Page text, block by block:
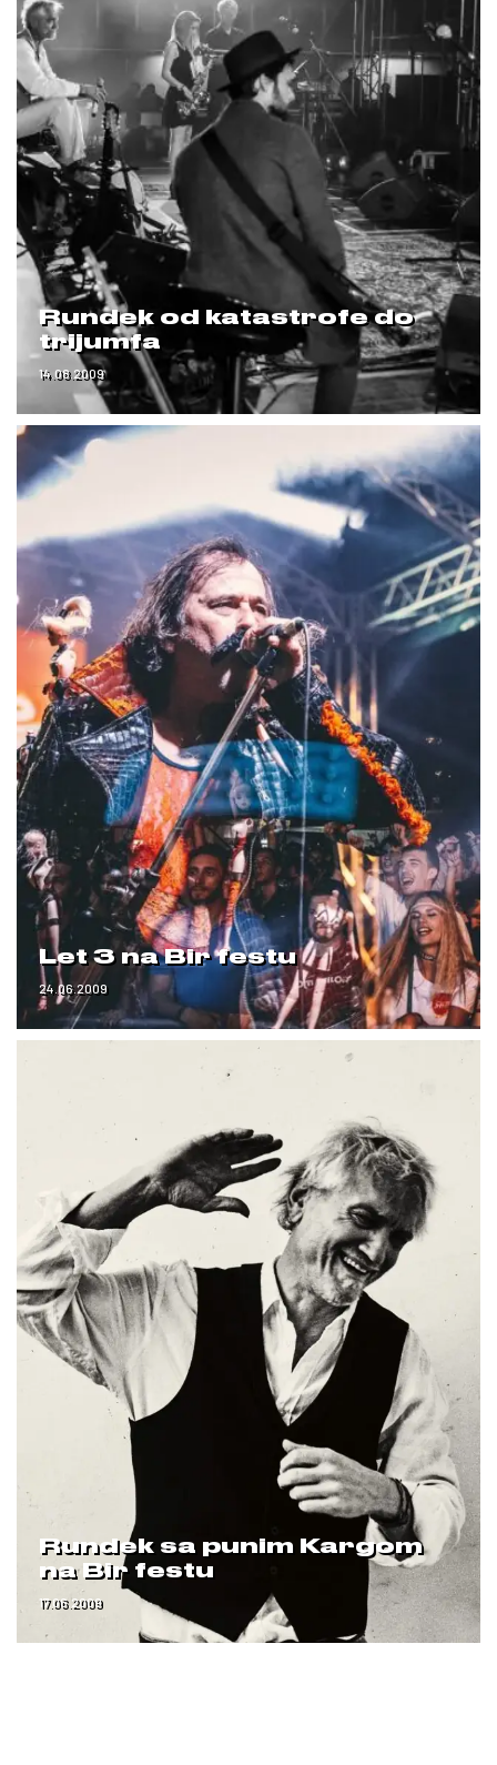
Rundek od katastrofe do
trijumfa
14.08.2009
Let 3 na Bir festu
24.06.2009
Rundek sa punim Kargom
na Bir festu
17.06.2009